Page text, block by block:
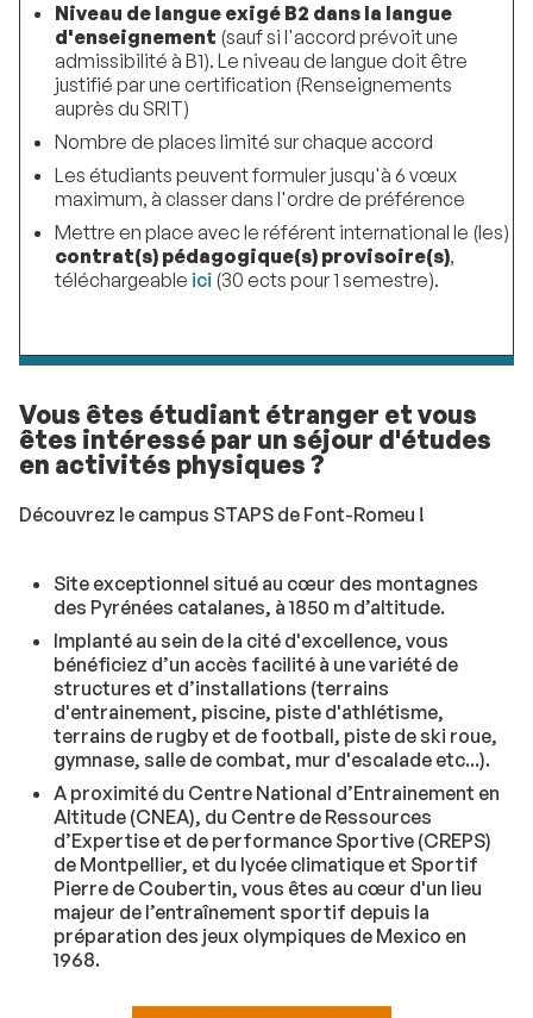
Niveau de langue exigé B2 dans la langue
d'enseignement (sauf si l'accord prévoit une
admissibilité à B1). Le niveau de langue doit être
justifié par une certification (Renseignements
auprès du SRIT)
Nombre de places limité sur chaque accord
Les étudiants peuvent formuler jusqu'à 6 vœux
maximum, à classer dans l'ordre de préférence
Mettre en place avec le référent international le (les)
contrat(s) pédagogique(s) provisoire(s),
téléchargeable ici (30 ects pour 1 semestre).
Vous êtes étudiant étranger et vous
êtes intéressé par un séjour d'études
en activités physiques ?
Découvrez le campus STAPS de Font-Romeu !
Site exceptionnel situé au cœur des montagnes
des Pyrénées catalanes, à 1850 m d’altitude.
Implanté au sein de la cité d'excellence, vous
bénéficiez d’un accès facilité à une variété de
structures et d’installations (terrains
d'entrainement, piscine, piste d'athlétisme,
terrains de rugby et de football, piste de ski roue,
gymnase, salle de combat, mur d'escalade etc...).
A proximité du Centre National d’Entrainement en
Altitude (CNEA), du Centre de Ressources
d’Expertise et de performance Sportive (CREPS)
de Montpellier, et du lycée climatique et Sportif
Pierre de Coubertin, vous êtes au cœur d'un lieu
majeur de l’entraînement sportif depuis la
préparation des jeux olympiques de Mexico en
1968.